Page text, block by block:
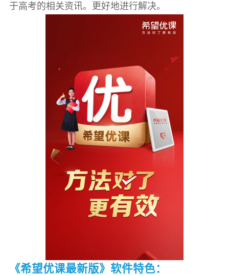
于高考的相关资讯。更好地进行解决。
《希望优课最新版》软件特色：